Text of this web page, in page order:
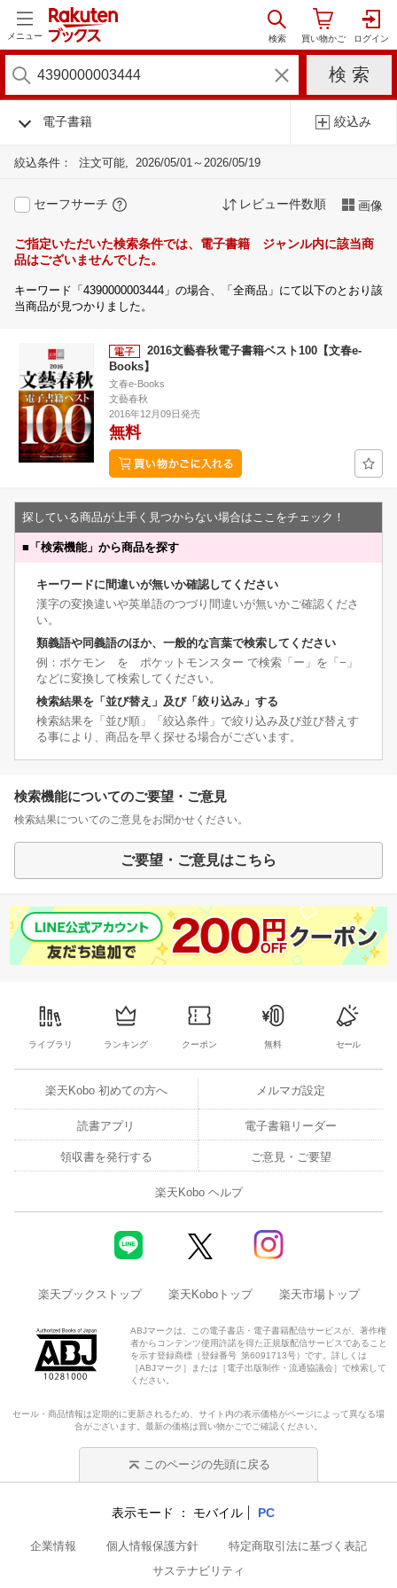
メニュー
電子書籍 絞込み
絞込条件： 注文可能 2026/05/01～2026/05/19
セーフサーチ レビュー件数順 画像
ご指定いただいた検索条件では、電子書籍 ジャンル内に該当商
品はございませんでした。
キーワード「4390000003444」の場合、「全商品」にて以下のとおり該
当商品が見つかりました。
2016文藝春秋電子書籍ベスト100【文春e-
Books】
文春e-Books
文藝春秋
2016年12月09日発売
無料
探している商品が上手く見つからない場合はここをチェック！
■ 「検索機能」から商品を探す
キーワードに間違いが無いか確認してください
漢字の変換違いや英単語のつづり間違いが無いかご確認くださ
い。
類義語や同義語のほか、一般的な言葉で検索してください
例：ポケモン を ポケットモンスター で検索「ー」を「−」
などに変換して検索してください。
検索結果を「並び替え」及び「絞り込み」する
検索結果を「並び順」「絞込条件」で絞り込み及び並び替えす
る事により、商品を早く探せる場合がございます。
検索機能についてのご要望・ご意見
検索結果についてのご意見をお聞かせください。
ご要望・ご意見はこちら
ライブラリ ランキング クーポン 無料 セール
楽天Kobo 初めての方へ メルマガ設定
読書アプリ 電子書籍リーダー
領収書を発行する ご意見・ご要望
楽天Kobo ヘルプ
楽天ブックストップ 楽天Koboトップ 楽天市場トップ
ABJマークは、この電子書店・電子書籍配信サービスが、著作権
者からコンテンツ使用許諾を得た正規版配信サービスであること
を示す登録商標（登録番号 第6091713号）です。詳しくは
［ABJマーク］または［電子出版制作・流通協議会］で検索して
ください。
セール・商品情報は定期的に更新されるため、サイト内の表示価格がページによって異なる場
合がございます。最新の価格は買い物かごでご確認ください。
このページの先頭に戻る
表示モード モバイル PC
企業情報 個人情報保護方針
特定商取引法に基づく表記
サステナビリティ